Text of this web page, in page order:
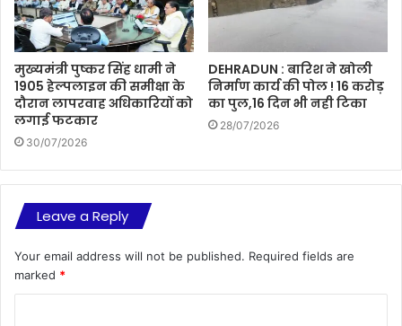
मुख्यमंत्री पुष्कर सिंह धामी ने
1905 हेल्पलाइन की समीक्षा के
दौरान लापरवाह अधिकारियों को
लगाई फटकार
30/07/2026
DEHRADUN : बारिश ने खोली
निर्माण कार्य की पोल ! 16 करोड़
का पुल,16 दिन भी नही टिका
28/07/2026
Leave a Reply
Your email address will not be published. Required fields are
marked *